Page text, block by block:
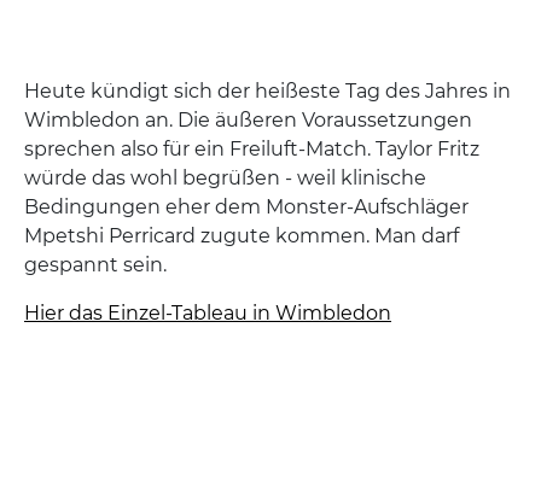
Heute kündigt sich der heißeste Tag des Jahres in
Wimbledon an. Die äußeren Voraussetzungen
sprechen also für ein Freiluft-Match. Taylor Fritz
würde das wohl begrüßen - weil klinische
Bedingungen eher dem Monster-Aufschläger
Mpetshi Perricard zugute kommen. Man darf
gespannt sein.
Hier das Einzel-Tableau in Wimbledon